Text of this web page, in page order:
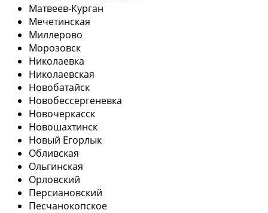
Матвеев-Курган
Мечетинская
Миллерово
Морозовск
Николаевка
Николаевская
Новобатайск
Новобессергеневка
Новочеркасск
Новошахтинск
Новый Егорлык
Обливская
Ольгинская
Орловский
Персиановский
Песчанокопское